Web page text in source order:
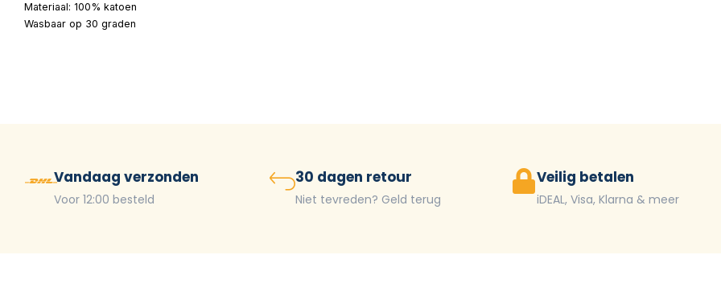
Materiaal: 100% katoen
Wasbaar op 30 graden
Vandaag verzonden
Voor 12:00 besteld
30 dagen retour
Niet tevreden? Geld terug
Veilig betalen
iDEAL, Visa, Klarna & meer